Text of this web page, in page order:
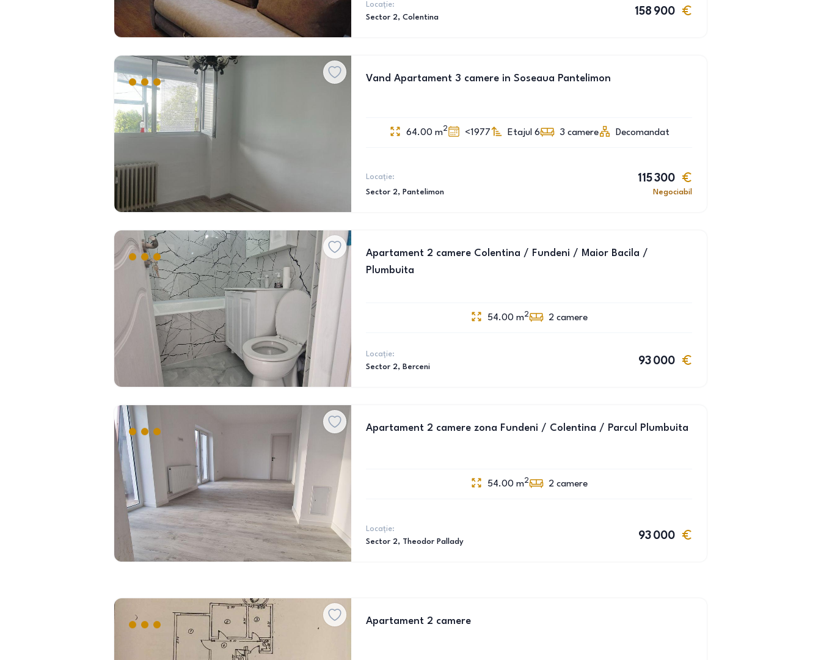
Locație:
Sector 2, Colentina
158 900
Vand Apartament 3 camere in Soseaua Pantelimon
64.00 m2 <1977 Etajul 6 3 camere Decomandat
Locație:
Sector 2, Pantelimon
115 300
Negociabil
Apartament 2 camere Colentina / Fundeni / Maior Bacila /
Plumbuita
54.00 m2 2 camere
Locație:
Sector 2, Berceni
93 000
Apartament 2 camere zona Fundeni / Colentina / Parcul Plumbuita
54.00 m2 2 camere
Locație:
Sector 2, Theodor Pallady
93 000
Apartament 2 camere